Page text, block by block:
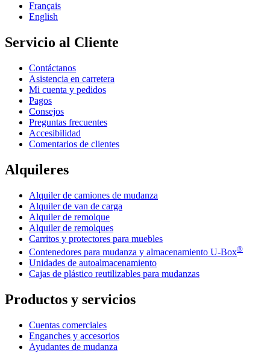
Français
English
Servicio al Cliente
Contáctanos
Asistencia en carretera
Mi cuenta y pedidos
Pagos
Consejos
Preguntas frecuentes
Accesibilidad
Comentarios de clientes
Alquileres
Alquiler de camiones de mudanza
Alquiler de van de carga
Alquiler de remolque
Alquiler de remolques
Carritos y protectores para muebles
Contenedores para mudanza y almacenamiento U-Box®
Unidades de autoalmacenamiento
Cajas de plástico reutilizables para mudanzas
Productos y servicios
Cuentas comerciales
Enganches y accesorios
Ayudantes de mudanza